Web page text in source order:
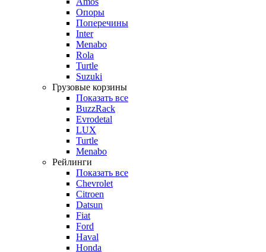
Опоры
Поперечины
Inter
Menabo
Rola
Turtle
Suzuki
Грузовые корзины
Показать все
BuzzRack
Evrodetal
LUX
Turtle
Menabo
Рейлинги
Показать все
Chevrolet
Citroen
Datsun
Fiat
Ford
Haval
Honda